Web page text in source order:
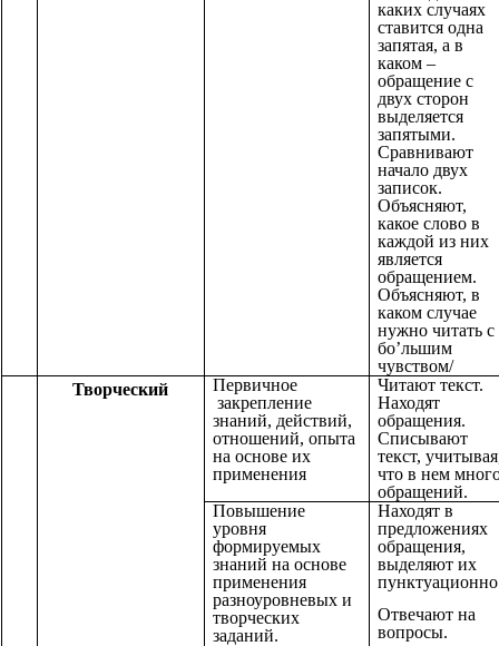
каких случаях
ставится одна
запятая, а в
каком –
обращение с
двух сторон
выделяется
запятыми.
Сравнивают
начало двух
записок.
Объясняют,
какое слово в
каждой из них
является
обращением.
Объясняют, в
каком случае
нужно читать с
бо’льшим
чувством/
Творческий
Первичное
закрепление
знаний, действий,
отношений, опыта
на основе их
применения
Читают текст.
Находят
обращения.
Списывают
текст,
что в нем
обращений.
Повышение
уровня
формируемых
знаний на основе
применения
разноуровневых и
творческих
заданий.
Находят в
предложениях
обращения,
выделяют их
Отвечают на
вопросы.